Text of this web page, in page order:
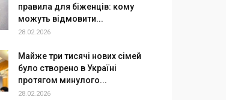
правила для біженців: кому
можуть відмовити...
28.02.2026
Майже три тисячі нових сімей
було створено в Україні
протягом минулого...
28.02.2026